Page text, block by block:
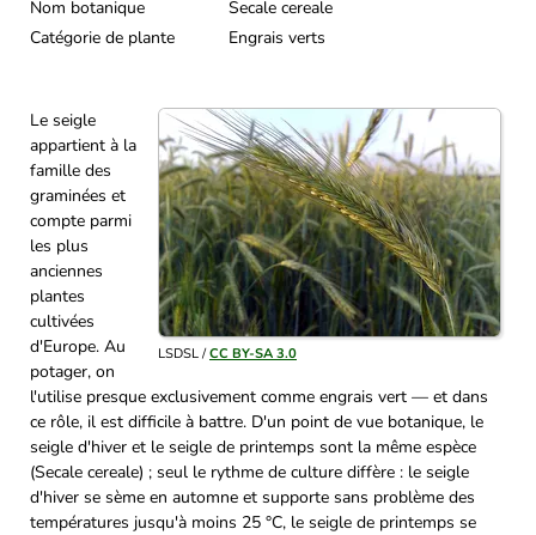
Nom botanique
Secale cereale
Catégorie de plante
Engrais verts
LSDSL /CC BY-SA 3.0
Le seigle
appartient à la
famille des
graminées et
compte parmi
les plus
anciennes
plantes
cultivées
d'Europe. Au
potager, on
l'utilise presque exclusivement comme engrais vert — et dans
ce rôle, il est difficile à battre. D'un point de vue botanique, le
seigle d'hiver et le seigle de printemps sont la même espèce
(Secale cereale) ; seul le rythme de culture diffère : le seigle
d'hiver se sème en automne et supporte sans problème des
températures jusqu'à moins 25 °C, le seigle de printemps se